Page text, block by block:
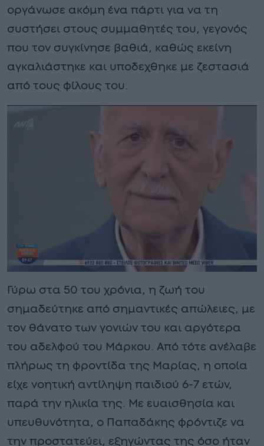
οργάνωσε ακόμη ένα πάρτι για να τη
συστήσει στους συμμαθητές του, γεγονός
που τον συγκίνησε βαθιά, καθώς εκείνη
αγκαλιάστηκε και υποδεχθηκε με ζεστασιά
από τους φίλους του.
Γύρω στα 50 του χρόνια, η ζωή του
σημαδεύτηκε από σημαντικές απώλειες, με
τον θάνατο των γονιών του και αργότερα
του αδελφού του Μάρκου. Από τότε ανέλαβε
πλήρως τη φροντίδα της Μαρίας, η οποία
είχε νοητική αντίληψη παιδιού 6-7 ετών,
παρά την ηλικία της. Με ευαισθησία και
υπευθυνότητα, ο Παπαδάκης φρόντιζε να
την προστατεύει, εξηγώντας της όσο ήταν